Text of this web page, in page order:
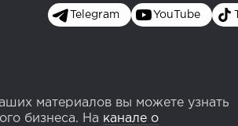
Telegram YouTube
материалов вы можете узнать
бизнеса. На канале о